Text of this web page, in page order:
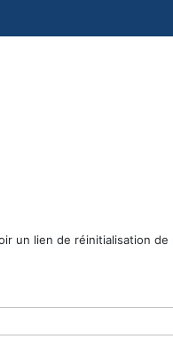
un lien de réinitialisation de